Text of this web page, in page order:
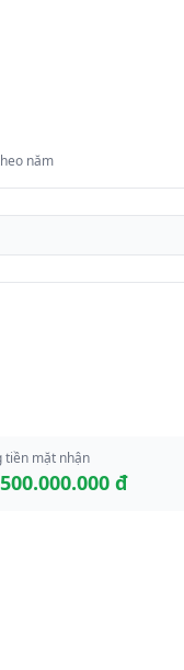
năm
tiền mặt nhận
đ